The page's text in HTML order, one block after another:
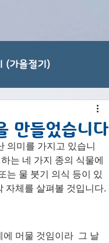
(가을절기)
만들었습니다
의미를 가지고 있습니
는 네 가지 종의 식물에
는 물 붓기 의식 등이 있
자체를 살펴볼 것입니다.
에 머물 것임이라 그 날